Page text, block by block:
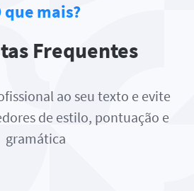
que mais?
Frequentes
ao seu texto e evite
de estilo, pontuação e
gramática